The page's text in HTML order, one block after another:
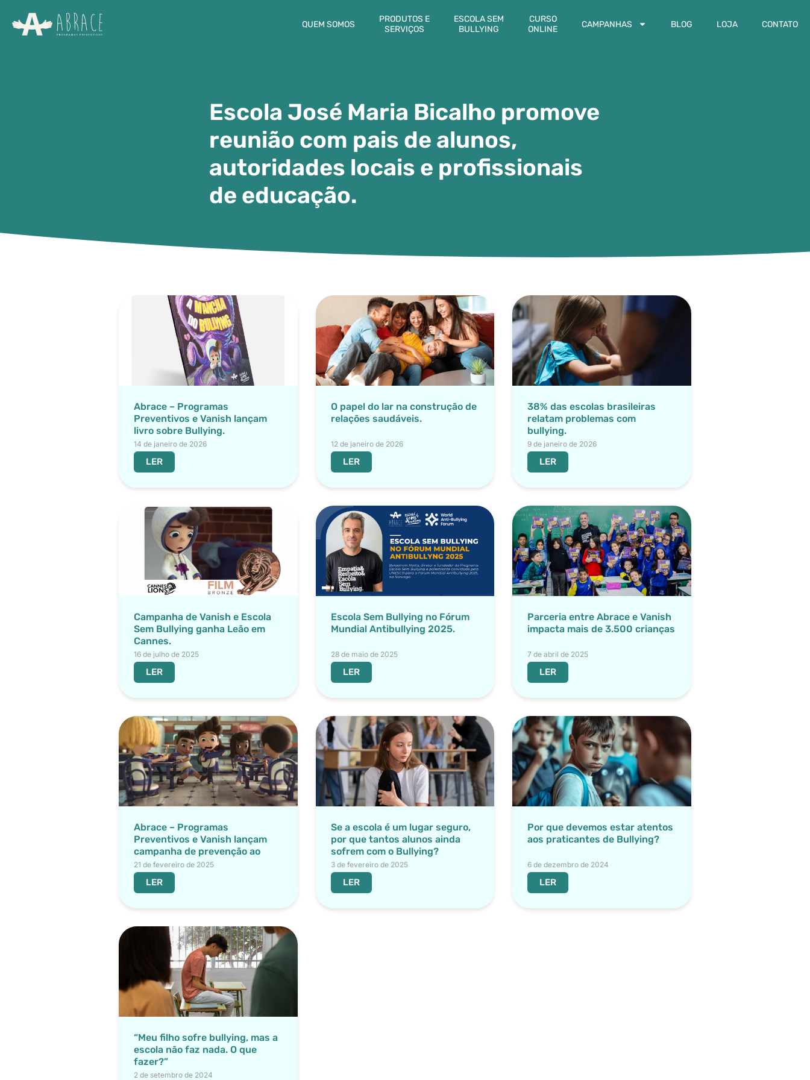
QUEM SOMOS
PRODUTOS E
SERVIÇOS
ESCOLA SEM
BULLYING
CURSO
ONLINE
CAMPANHAS BLOG LOJA CONTATO
Escola José Maria Bicalho promove
reunião com pais de alunos,
autoridades locais e profissionais
de educação.
Abrace – Programas
Preventivos e Vanish lançam
livro sobre Bullying.
14 de janeiro de 2026
LER
O papel do lar na construção de
relações saudáveis.
12 de janeiro de 2026
LER
38% das escolas brasileiras
relatam problemas com
bullying.
9 de janeiro de 2026
LER
Campanha de Vanish e Escola
Sem Bullying ganha Leão em
Cannes.
16 de julho de 2025
LER
Escola Sem Bullying no Fórum
Mundial Antibullying 2025.
28 de maio de 2025
LER
Parceria entre Abrace e Vanish
impacta mais de 3.500 crianças
7 de abril de 2025
LER
Abrace – Programas
Preventivos e Vanish lançam
campanha de prevenção ao
Bullying.
21 de fevereiro de 2025
LER
Se a escola é um lugar seguro,
por que tantos alunos ainda
sofrem com o Bullying?
3 de fevereiro de 2025
LER
Por que devemos estar atentos
aos praticantes de Bullying?
6 de dezembro de 2024
LER
“Meu filho sofre bullying, mas a
escola não faz nada. O que
fazer?”
2 de setembro de 2024